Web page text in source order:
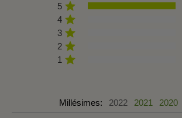
5
4
3
2
1
Millésimes: 2022 2021 2020